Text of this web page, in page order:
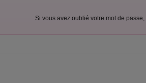
Si vous avez oublié votre mot de passe,